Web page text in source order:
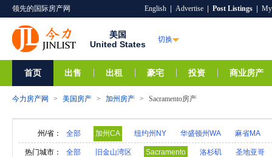
领先的国际房产网 English Advertise Post Listings
美国
United States
切换
首页 出售 出租 豪宅 投资 商业房产
今力房产网 > 美国房产 > 加州房产 > Sacramento房产
州/省： 全部 加州CA 纽约州NY 华盛顿州WA 麻省MA
阿拉巴马AL 夏威夷HI 爱达荷ID 阿拉斯加AK
热门城市： 全部 旧金山湾区 Sacramento 洛杉矶 圣地亚哥